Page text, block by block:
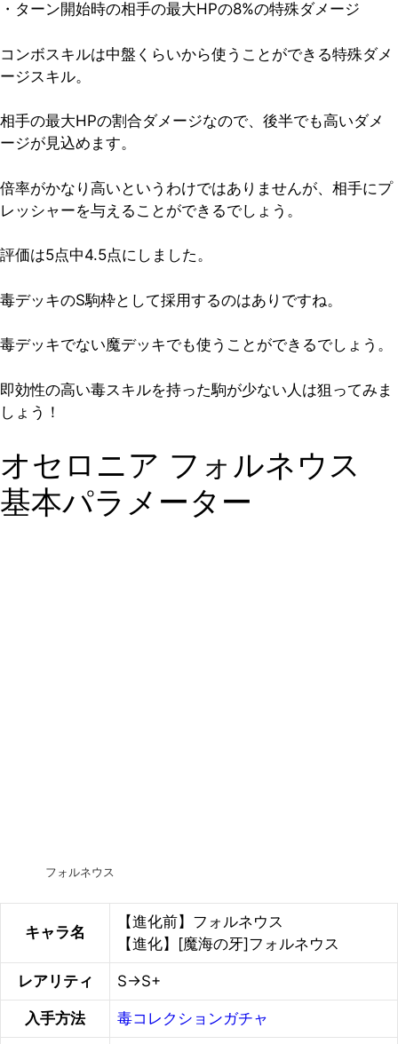
・ターン開始時の相手の最大HPの8%の特殊ダメージ
コンボスキルは中盤くらいから使うことができる特殊ダメ
ージスキル。
相手の最大HPの割合ダメージなので、後半でも高いダメ
ージが見込めます。
倍率がかなり高いというわけではありませんが、相手にプ
レッシャーを与えることができるでしょう。
評価は5点中4.5点にしました。
毒デッキのS駒枠として採用するのはありですね。
毒デッキでない魔デッキでも使うことができるでしょう。
即効性の高い毒スキルを持った駒が少ない人は狙ってみま
しょう！
オセロニア フォルネウス
基本パラメーター
フォルネウス
キャラ名
【進化前】フォルネウス
【進化】[魔海の牙]フォルネウス
レアリティ S→S+
入手方法 毒コレクションガチャ